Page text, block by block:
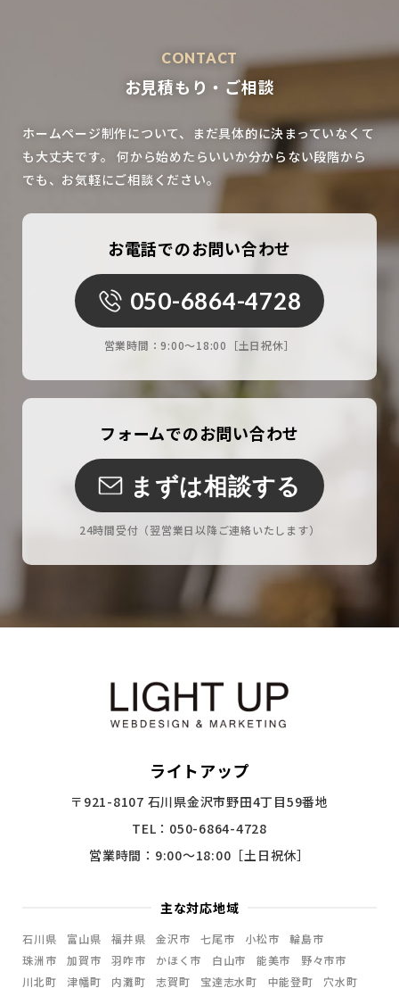
CONTACT
お見積もり・ご相談
ホームページ制作について、まだ具体的に決まっていなくて
も大丈夫です。 何から始めたらいいか分からない段階から
でも、お気軽にご相談ください。
お電話でのお問い合わせ
050-6864-4728
営業時間：9:00〜18:00［土日祝休］
フォームでのお問い合わせ
まずは相談する
24時間受付 （翌営業日以降ご連絡いたします）
ライトアップ
〒921-8107 石川県金沢市野田4丁目59番地
TEL：050-6864-4728
営業時間：9:00〜18:00［土日祝休］
主な対応地域
石川県 富山県 福井県 金沢市 七尾市 小松市
輪島市
珠洲市
加賀市 羽咋市 かほく市 白山市 能美市
野々市市
川北町
津幡町 内灘町 志賀町 宝達志水町 中能登町 穴水町